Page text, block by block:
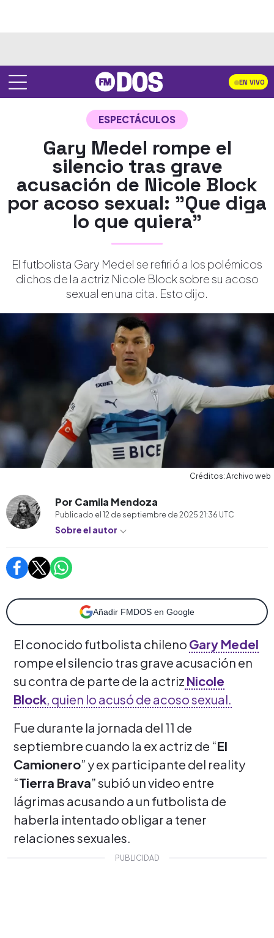
EN VIVO
ESPECTÁCULOS
Gary Medel rompe el
silencio tras grave
acusación de Nicole Block
por acoso sexual: "Que diga
lo que quiera"
El futbolista Gary Medel se refirió a los polémicos
dichos de la actriz Nicole Block sobre su acoso
sexual en una cita. Esto dijo.
Créditos: Archivo web
Por Camila Mendoza
Publicado el 12 de septiembre de 2025 21:36 UTC
Sobre el autor
Añadir FMDOS en Google
El conocido futbolista chileno Gary Medel
rompe el silencio tras grave acusación en
su contra de parte de la actriz Nicole
Block, quien lo acusó de acoso sexual.
Fue durante la jornada del 11 de
septiembre cuando la ex actriz de “El
Camionero” y ex participante del reality
“Tierra Brava” subió un video entre
lágrimas acusando a un futbolista de
haberla intentado obligar a tener
relaciones sexuales.